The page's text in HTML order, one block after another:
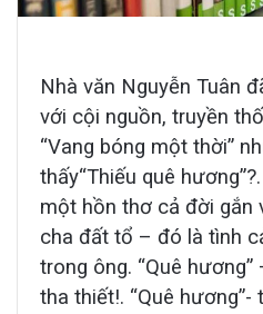
Nhà văn Nguyễn Tuân
với cội nguồn, truyền
“Vang bóng một thời”
thấy“Thiếu quê
một hồn thơ cả đời gắn
cha đất tổ – đó là tình
trong ông. “Quê
tha thiết!. “Quê